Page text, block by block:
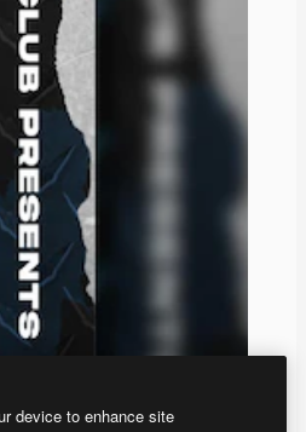
device to enhance site